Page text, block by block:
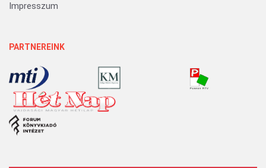
Impresszum
PARTNEREINK